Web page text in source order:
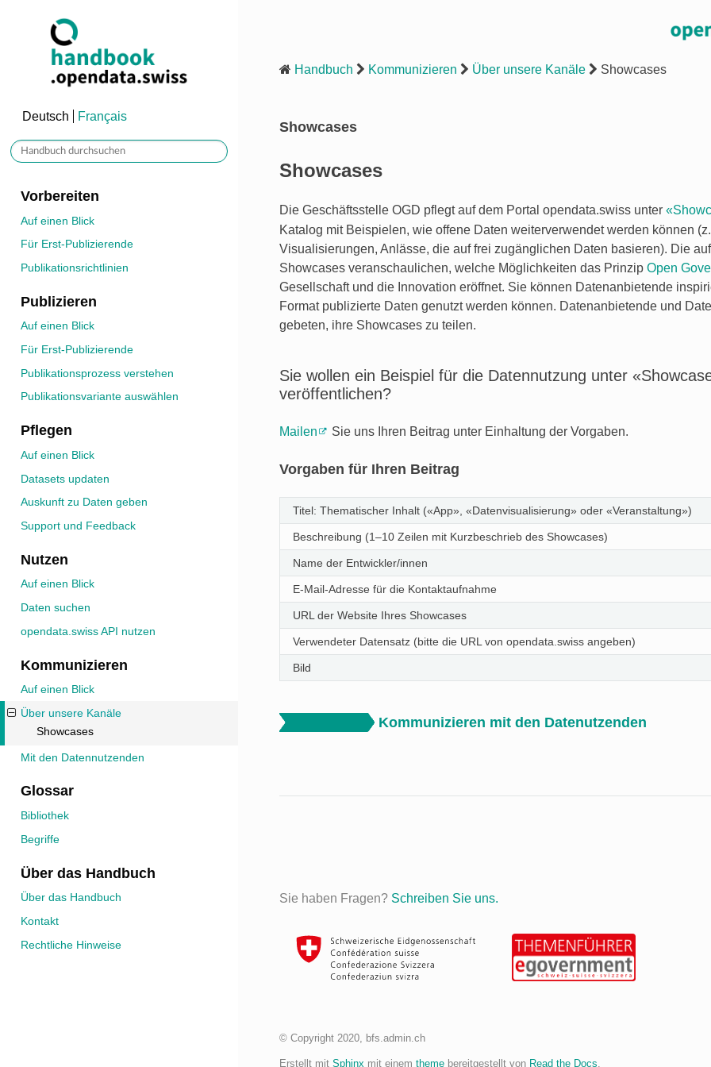
Deutsch Français
Vorbereiten
Auf einen Blick
Für Erst-Publizierende
Publikationsrichtlinien
Publizieren
Auf einen Blick
Für Erst-Publizierende
Publikationsprozess verstehen
Publikationsvariante auswählen
Pflegen
Auf einen Blick
Datasets updaten
Auskunft zu Daten geben
Support und Feedback
Nutzen
Auf einen Blick
Daten suchen
opendata.swiss API nutzen
Kommunizieren
Auf einen Blick
Über unsere Kanäle
Showcases
Mit den Datennutzenden
Glossar
Bibliothek
Begriffe
Über das Handbuch
Über das Handbuch
Kontakt
Rechtliche Hinweise
Handbuch Kommunizieren Über unsere Kanäle Showcases
Showcases
Showcases
Die Geschäftsstelle OGD pflegt auf dem Portal opendata.swiss unter
Katalog mit Beispielen, wie offene Daten weiterverwendet werden können
Visualisierungen, Anlässe, die auf frei zugänglichen Daten basieren). Die
Showcases veranschaulichen, welche Möglichkeiten das Prinzip Open
Gesellschaft und die Innovation eröffnet. Sie können Datenanbietende
Format publizierte Daten genutzt werden können. Datenanbietende und
gebeten, ihre Showcases zu teilen.
Sie wollen ein Beispiel für die Datennutzung unter
veröffentlichen?
Mailen Sie uns Ihren Beitrag unter Einhaltung der Vorgaben.
Vorgaben für Ihren Beitrag
Titel: Thematischer Inhalt («App», «Datenvisualisierung» oder «Veranstaltung»)
Beschreibung (1–10 Zeilen mit Kurzbeschrieb des Showcases)
Name der Entwickler/innen
E-Mail-Adresse für die Kontaktaufnahme
URL der Website Ihres Showcases
Verwendeter Datensatz (bitte die URL von opendata.swiss angeben)
Bild
Kommunizieren mit den Datenutzenden
Sie haben Fragen? Schreiben Sie uns.
© Copyright 2020, bfs.admin.ch
Erstellt mit Sphinxmit einem themebereitgestellt von Read the Docs.